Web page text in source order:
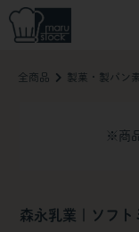
全商品 製菓・製パン
※商
森永乳業 | ソフト